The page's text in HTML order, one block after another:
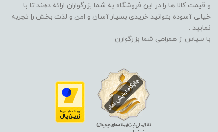
و قیمت کالا ها را در این فروشگاه به شما بزرگواران ارائه دهند تا با
خیالی آسوده بتوانید خریدی بسیار آسان و امن و لذت بخش را تجربه
نمایید .
با سپاس از همراهی شما بزرگوارن